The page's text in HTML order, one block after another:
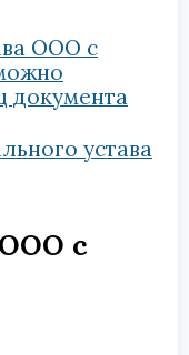
ООО с
документа
устава
с